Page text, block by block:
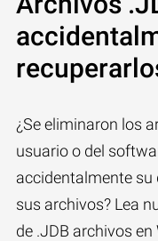
¿Se eliminaron los
usuario o del
accidentalmente su
sus archivos? Lea
de .JDB archivos en